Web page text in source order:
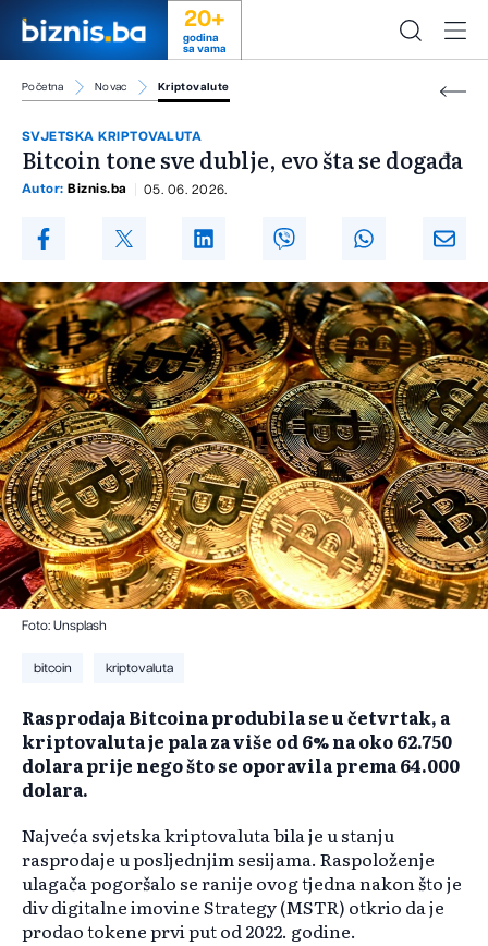
20+
godina
sa vama
Početna Novac Kriptovalute
SVJETSKA KRIPTOVALUTA
Bitcoin tone sve dublje, evo šta se događa
Autor: Biznis.ba 05. 06. 2026.
Foto: Unsplash
bitcoin kriptovaluta
Rasprodaja Bitcoina produbila se u četvrtak, a
kriptovaluta je pala za više od 6% na oko 62.750
dolara prije nego što se oporavila prema 64.000
dolara.
Najveća svjetska kriptovaluta bila je u stanju
rasprodaje u posljednjim sesijama. Raspoloženje
ulagača pogoršalo se ranije ovog tjedna nakon što je
div digitalne imovine Strategy (MSTR) otkrio da je
prodao tokene prvi put od 2022. godine.